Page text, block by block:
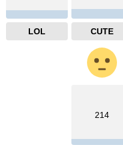
CUTE
LOL
214